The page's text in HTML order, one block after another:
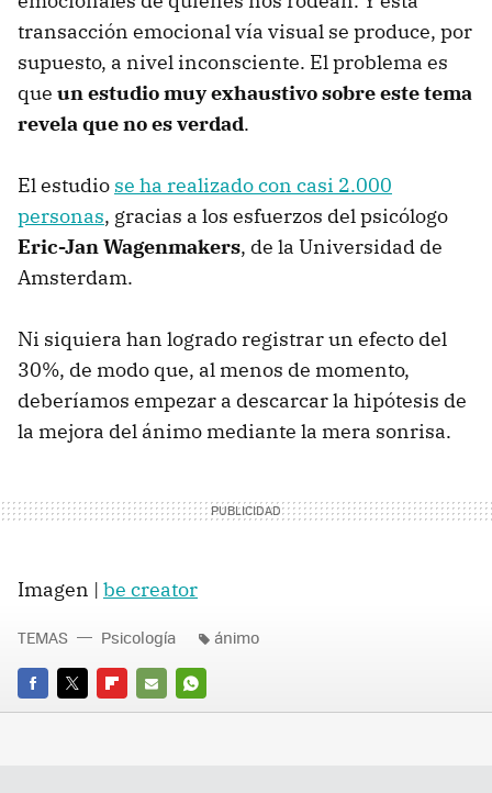
transacción emocional vía visual se produce, por
supuesto, a nivel inconsciente. El problema es
que un estudio muy exhaustivo sobre este tema
revela que no es verdad.
El estudio se ha realizado con casi 2.000
personas, gracias a los esfuerzos del psicólogo
Eric-Jan Wagenmakers, de la Universidad de
Amsterdam.
Ni siquiera han logrado registrar un efecto del
30%, de modo que, al menos de momento,
deberíamos empezar a descarcar la hipótesis de
la mejora del ánimo mediante la mera sonrisa.
Imagen | be creator
FACEBOOK
TWITTERFLIPBOARD
E-
WHATSAPP
TEMAS Psicología ánimo